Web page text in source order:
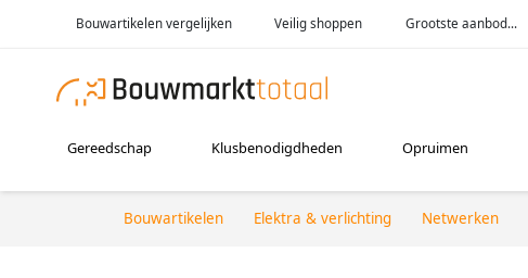
Bouwartikelen vergelijken Veilig shoppen Grootste aanbod...
Gereedschap Klusbenodigdheden Opruimen
Bouwartikelen Elektra & verlichting Netwerken